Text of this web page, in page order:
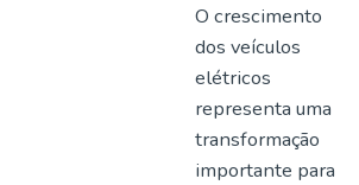
O crescimento
dos veículos
elétricos
representa uma
transformação
importante para